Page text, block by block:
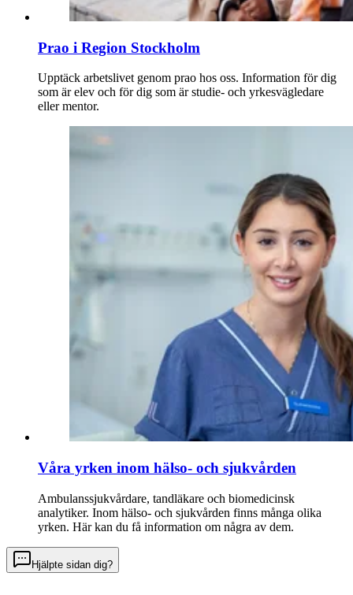
Prao i Region Stockholm
Upptäck arbetslivet genom prao hos oss. Information för dig
som är elev och för dig som är studie- och yrkesvägledare
eller mentor.
Våra yrken inom hälso- och sjukvården
Ambulanssjukvårdare, tandläkare och biomedicinsk
analytiker. Inom hälso- och sjukvården finns många olika
yrken. Här kan du få information om några av dem.
Hjälpte sidan dig?